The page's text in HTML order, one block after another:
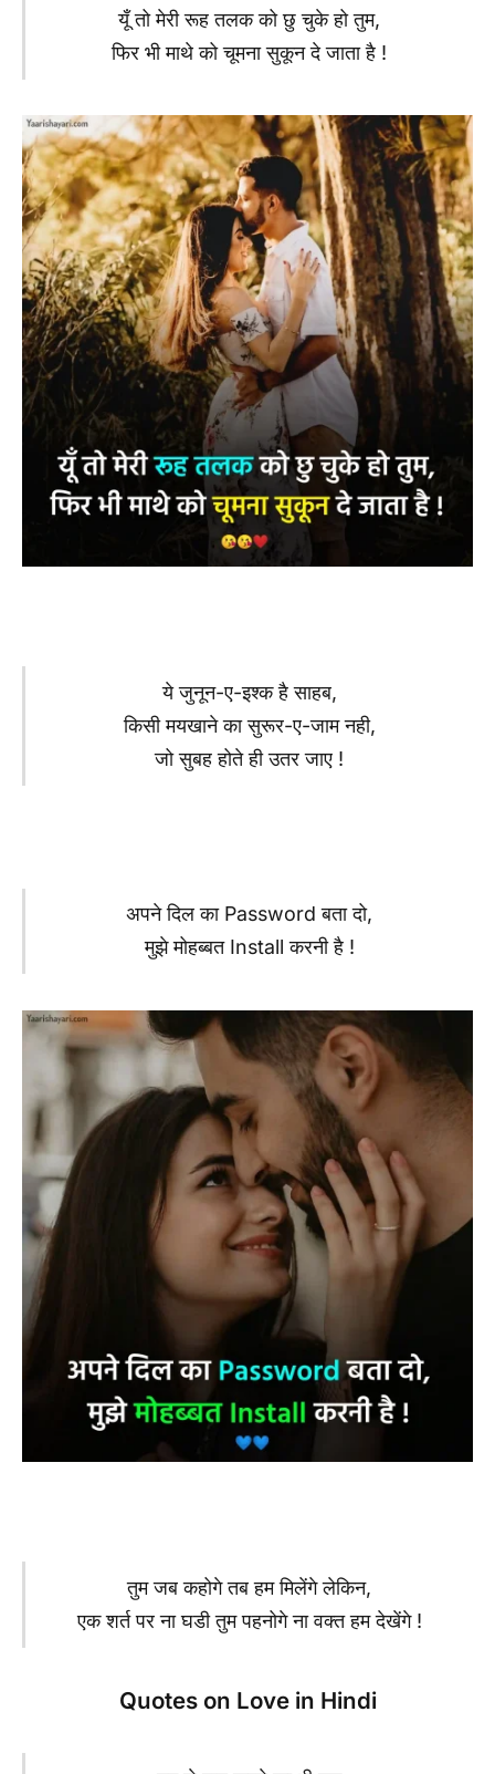
यूँ तो मेरी रूह तलक को छु चुके हो तुम,
फिर भी माथे को चूमना सुकून दे जाता है !
ये जुनून-ए-इश्क है साहब,
किसी मयखाने का सुरूर-ए-जाम नही,
जो सुबह होते ही उतर जाए !
अपने दिल का Password बता दो,
मुझे मोहब्बत Install करनी है !
तुम जब कहोगे तब हम मिलेंगे लेकिन,
एक शर्त पर ना घडी तुम पहनोगे ना वक्त हम देखेंगे !
Quotes on Love in Hindi